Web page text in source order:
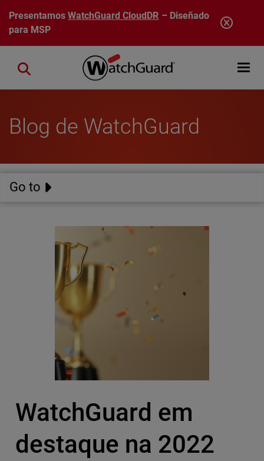
Pasar al contenido principal
PresentamosWatchGuard CloudDR – Diseñado
para MSP
Open
Close search
Blog de WatchGuard
Go to
WatchGuard em
destaque na 2022